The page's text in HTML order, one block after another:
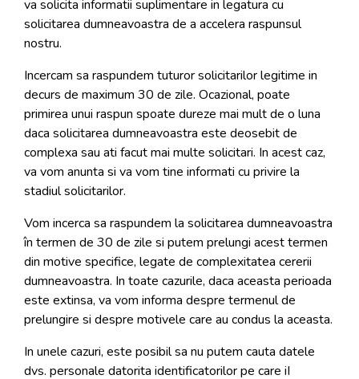
va solicita informatii suplimentare in legatura cu
solicitarea dumneavoastra de a accelera raspunsul
nostru.
Incercam sa raspundem tuturor solicitarilor legitime in
decurs de maximum 30 de zile. Ocazional, poate
primirea unui raspun spoate dureze mai mult de o luna
daca solicitarea dumneavoastra este deosebit de
complexa sau ati facut mai multe solicitari. In acest caz,
va vom anunta si va vom tine informati cu privire la
stadiul solicitarilor.
Vom incerca sa raspundem la solicitarea dumneavoastra
în termen de 30 de zile si putem prelungi acest termen
din motive specifice, legate de complexitatea cererii
dumneavoastra. In toate cazurile, daca aceasta perioada
este extinsa, va vom informa despre termenul de
prelungire si despre motivele care au condus la aceasta.
In unele cazuri, este posibil sa nu putem cauta datele
dvs. personale datorita identificatorilor pe care iI